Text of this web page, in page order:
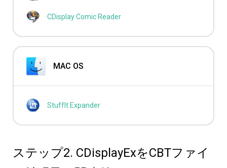
CDisplay Comic Reader
MAC OS
StuffIt Expander
ステップ2. CDisplayExをCBTファイ